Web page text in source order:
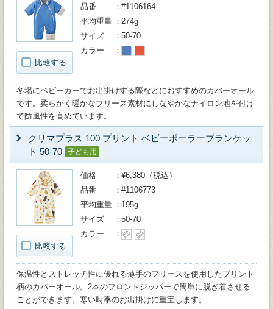
比較する
品番
#1106164
平均重量
274g
サイズ
50-70
カラー
冬場にベビーカーでお出掛けする際などにおすすめのカバーオール
です。柔らかく暖かなフリース素材にしなやかなナイロン地を付け
て防風性を高めています。
クリマプラス 100 プリント ベビーポーラーブランケッ
ト 50-70
子ども用
比較する
価格
¥6,380（税込）
品番
#1106773
平均重量
195g
サイズ
50-70
カラー
保温性とストレッチ性に優れる薄手のフリースを使用したプリント
柄のカバーオール。2本のフロントジッパーで簡単に脱ぎ着させる
ことができます。寒い時季のお出掛けに重宝します。